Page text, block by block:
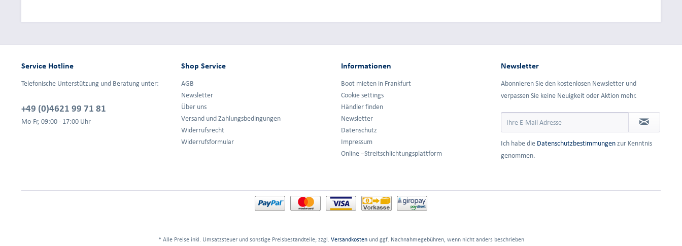
Service Hotline
Telefonische Unterstützung und Beratung unter:
+49 (0)4621 99 71 81
Mo-Fr, 09:00 - 17:00 Uhr
Shop Service
AGB
Newsletter
Über uns
Versand und Zahlungsbedingungen
Widerrufsrecht
Widerrufsformular
Informationen
Boot mieten in Frankfurt
Cookie settings
Händler finden
Newsletter
Datenschutz
Impressum
Online –Streitschlichtungsplattform
Newsletter
Abonnieren Sie den kostenlosen Newsletter und
verpassen Sie keine Neuigkeit oder Aktion mehr.
Ich habe die Datenschutzbestimmungen zur Kenntnis
genommen.
* Alle Preise inkl. Umsatzsteuer und sonstige Preisbestandteile; zzgl. Versandkostenund ggf. Nachnahmegebühren, wenn nicht anders beschrieben